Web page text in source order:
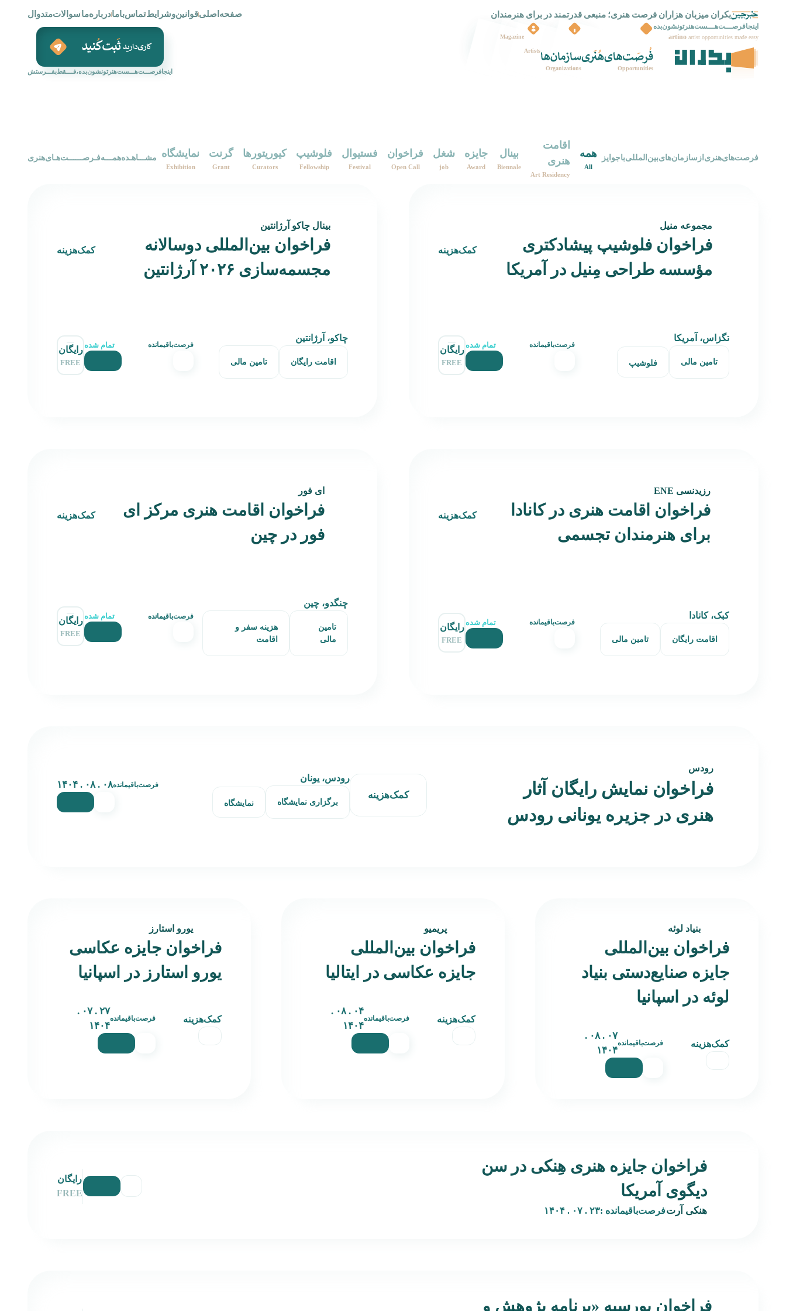
بکران راه اندازی شد صفحه‌اصلیقوانین‌و‌شرایطتماس‌با‌مادرباره‌ما سوالات‌متدوال
اینجافرصـــت‌هـــست‌هنرتونشون‌بده
artino artist opportunities made easy
Opportunities
Organizations
Artists
Magazine
اینجافرصـــت‌هـــست‌هنرتونشون‌بده،فــــقط‌بفـــرستش
‌فرصت‌های‌هنری‌از‌سازمان‌های‌بین‌المللی‌با‌جوایز همه
All
اقامت
هنری
Art Residency
بینال
Biennale
جایزه
Award
شغل
job
فراخوان
Open Call
فستیوال
Festival
فلوشیپ
Fellowship
کیوریتورها
Curators
گرنت
Grant
نمایشگاه
Exhibition
‌‌مشـــاهـده‌همـــه‌فـرصــــــت‌هـای‌هنری‌
مجموعه منیل
فراخوان فلوشیپ پیشادکتری
مؤسسه طراحی مِنیل در آمریکا
کمک‌هزینه
تگزاس، آمریکا
تامین مالی فلوشیپ
فرصت‌باقیمانده تمام شده رایگان
FREE
بینال چاکو آرژانتین
فراخوان بین‌المللی دوسالانه
مجسمه‌سازی ۲۰۲۶ آرژانتین
کمک‌هزینه
چاکو، آرژانتین
اقامت رایگان تامین مالی
فرصت‌باقیمانده تمام شده رایگان
FREE
رزیدنسی ENE
فراخوان اقامت هنری در کانادا
برای هنرمندان تجسمی
کمک‌هزینه
کبک، کانادا
اقامت رایگان تامین مالی
فرصت‌باقیمانده تمام شده رایگان
FREE
ای فور
فراخوان اقامت هنری مرکز ای
فور در چین
کمک‌هزینه
چنگدو، چین
تامین
مالی
هزینه سفر و
اقامت
فرصت‌باقیمانده تمام شده رایگان
FREE
رودس
فراخوان نمایش رایگان آثار
هنری در جزیره یونانی رودس
کمک‌هزینه
رودس، یونان
برگزاری نمایشگاه نمایشگاه
فرصت‌باقیمانده۰۸ . ۰۸ . ۱۴۰۴
بنیاد لوئه
فراخوان بین‌المللی
جایزه صنایع‌دستی بنیاد
لوئه در اسپانیا
کمک‌هزینه فرصت‌باقیمانده
۰۷ . ۰۸ .
۱۴۰۴
پریمیو
فراخوان بین‌المللی
جایزه عکاسی در ایتالیا
کمک‌هزینه فرصت‌باقیمانده
۰۴ . ۰۸ .
۱۴۰۴
یورو استارز
فراخوان جایزه عکاسی
یورو استارز در اسپانیا
کمک‌هزینه فرصت‌باقیمانده
۲۷ . ۰۷ .
۱۴۰۴
فراخوان جایزه هنری هِنکی در سن
دیگوی آمریکا
هنکی آرتفرصت‌باقیمانده :۲۳ . ۰۷ . ۱۴۰۴
رایگان
FREE
فراخوان بورسیه‌ «برنامه پژوهش و